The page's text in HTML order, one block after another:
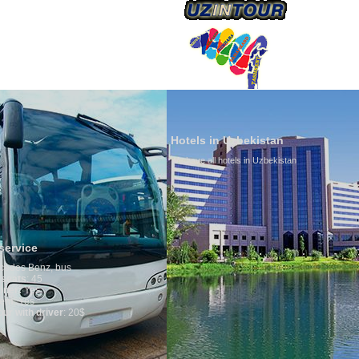
Hotels in Uzbekistan
We have all hotels in Uzbekistan
Culture of Uzbekistan
By nature Uzbeks prefer a
is why migration and
any influence on
general, the level of the
growth is very high. In the
marriages is significantly
percentage of divorce
in the world. According to
family is regarded as